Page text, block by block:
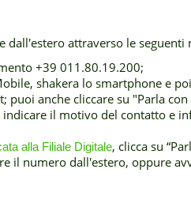
dall'estero attraverso le seguenti
+39 011.80.19.200;
shakera lo smartphone e
puoi anche cliccare su "Parla
indicare il motivo del contatto e
alla Filiale Digitale, clicca su
il numero dall'estero, oppure